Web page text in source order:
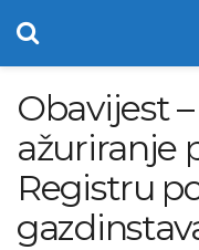
Obavijest
ažuriranje
Registru